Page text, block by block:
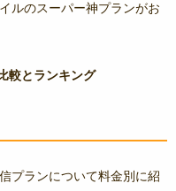
ルのスーパー神プランがお
較とランキング
プランについて料金別に紹